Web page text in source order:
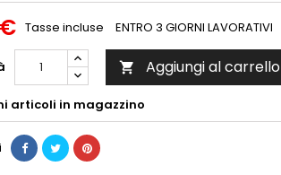
Tasse incluse ENTRO 3 GIORNI LAVORATIVI
 Aggiungi al carrello
articoli in magazzino